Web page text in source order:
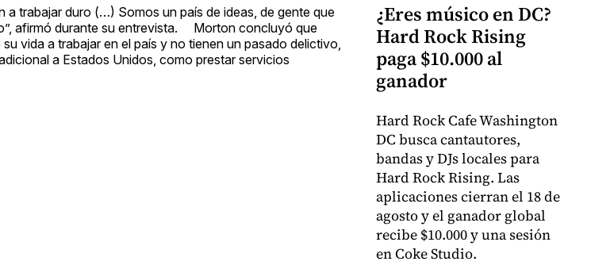
a trabajar duro (…) Somos un país de ideas, de gente que
afirmó durante su entrevista. Morton concluyó que
vida a trabajar en el país y no tienen un pasado delictivo,
a Estados Unidos, como prestar servicios
¿Eres músico en DC?
Hard Rock Rising
paga $10.000 al
ganador
Hard Rock Cafe Washington
DC busca cantautores,
bandas y DJs locales para
Hard Rock Rising. Las
aplicaciones cierran el 18 de
agosto y el ganador global
recibe $10.000 y una sesión
en Coke Studio.